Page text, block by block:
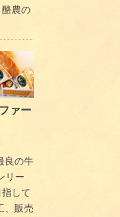
農の
ァー
良の牛
リー
して
、販売